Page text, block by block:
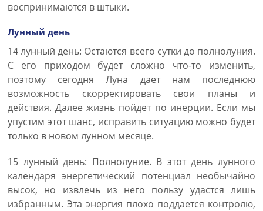
воспринимаются в штыки.
Лунный день
14 лунный день: Остаются всего сутки до полнолуния.
С его приходом будет сложно что-то изменить,
поэтому сегодня Луна дает нам последнюю
возможность скорректировать свои планы и
действия. Далее жизнь пойдет по инерции. Если мы
упустим этот шанс, исправить ситуацию можно будет
только в новом лунном месяце.
15 лунный день: Полнолуние. В этот день лунного
календаря энергетический потенциал необычайно
высок, но извлечь из него пользу удастся лишь
избранным. Эта энергия плохо поддается контролю,